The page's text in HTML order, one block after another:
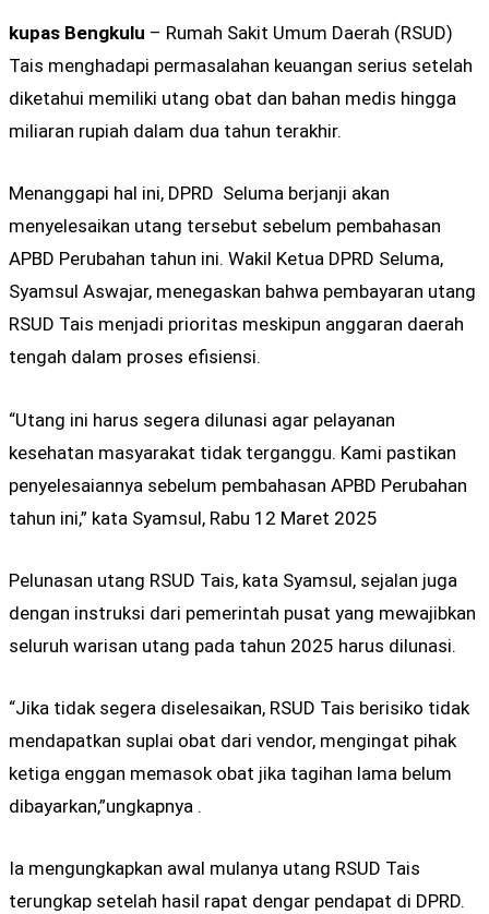
kupas Bengkulu – Rumah Sakit Umum Daerah (RSUD)
Tais menghadapi permasalahan keuangan serius setelah
diketahui memiliki utang obat dan bahan medis hingga
miliaran rupiah dalam dua tahun terakhir.
Menanggapi hal ini, DPRD Seluma berjanji akan
menyelesaikan utang tersebut sebelum pembahasan
APBD Perubahan tahun ini. Wakil Ketua DPRD Seluma,
Syamsul Aswajar, menegaskan bahwa pembayaran utang
RSUD Tais menjadi prioritas meskipun anggaran daerah
tengah dalam proses efisiensi.
“Utang ini harus segera dilunasi agar pelayanan
kesehatan masyarakat tidak terganggu. Kami pastikan
penyelesaiannya sebelum pembahasan APBD Perubahan
tahun ini,” kata Syamsul, Rabu 12 Maret 2025
Pelunasan utang RSUD Tais, kata Syamsul, sejalan juga
dengan instruksi dari pemerintah pusat yang mewajibkan
seluruh warisan utang pada tahun 2025 harus dilunasi.
“Jika tidak segera diselesaikan, RSUD Tais berisiko tidak
mendapatkan suplai obat dari vendor, mengingat pihak
ketiga enggan memasok obat jika tagihan lama belum
dibayarkan,”ungkapnya .
Ia mengungkapkan awal mulanya utang RSUD Tais
terungkap setelah hasil rapat dengar pendapat di DPRD.